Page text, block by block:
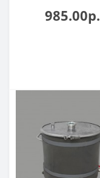
985.00р.